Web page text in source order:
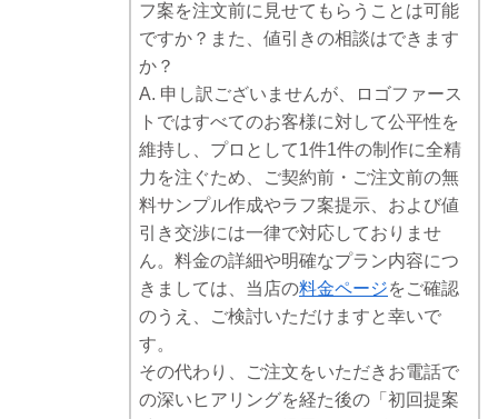
フ案を注文前に見せてもらうことは可能
ですか？また、値引きの相談はできます
か？
A. 申し訳ございませんが、ロゴファース
トではすべてのお客様に対して公平性を
維持し、プロとして1件1件の制作に全精
力を注ぐため、ご契約前・ご注文前の無
料サンプル作成やラフ案提示、および値
引き交渉には一律で対応しておりませ
ん。料金の詳細や明確なプラン内容につ
きましては、当店の料金ページをご確認
のうえ、ご検討いただけますと幸いで
す。
その代わり、ご注文をいただきお電話で
の深いヒアリングを経た後の「初回提案